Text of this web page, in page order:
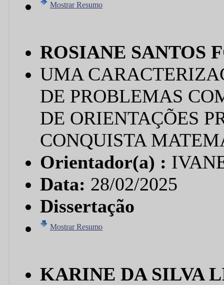
Mostrar Resumo
ROSIANE SANTOS
UMA
DE PROBLEMAS
DE ORIENTAÇÕES
CONQUISTA
Orientador(a) :
Data: 28/02/2025
Dissertação
Mostrar Resumo
KARINE DA SILVA